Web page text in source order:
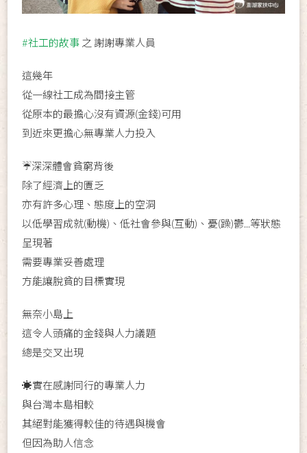
#社工的故事 之 謝謝專業人員
這幾年
從一線社工成為間接主管
從原本的最擔心沒有資源(金錢)可用
到近來更擔心無專業人力投入
☔️深深體會貧窮背後
除了經濟上的匱乏
亦有許多心理、態度上的空洞
以低學習成就(動機)、低社會參與(互動)、憂(躁)鬱...等狀態
呈現著
需要專業妥善處理
方能讓脫貧的目標實現
無奈小島上
這令人頭痛的金錢與人力議題
總是交叉出現
☀️實在感謝同行的專業人力
與台灣本島相較
其絕對能獲得較佳的待遇與機會
但因為助人信念